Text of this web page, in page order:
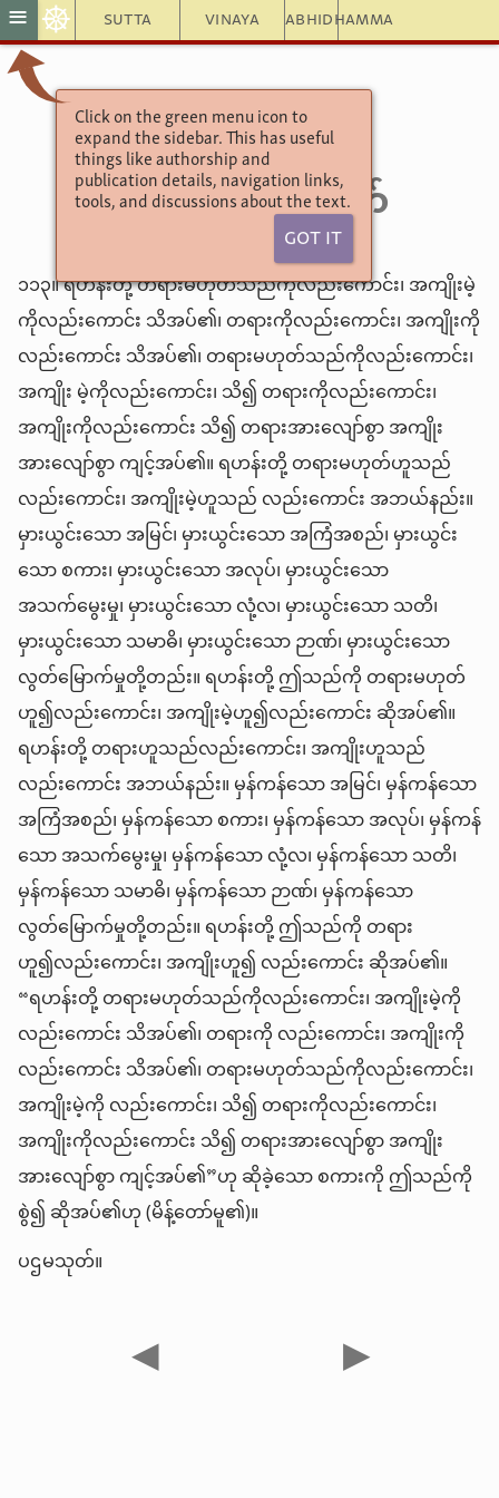
Sutta Vinaya Abhidhamma
≡ ☸
Click on the green menu icon to
expand the sidebar. This has useful
things like authorship and
publication details, navigation links,
tools, and discussions about the text.
Got It
အင်္ဂုတ္တရနိကာယ်
(၁၂) ၂-ပစ္စောရောဟဏိဝဂ်
၁-ပဌမ အဓမ္မသုတ်
၁၁၃။ ရဟန်းတို့ တရားမဟုတ်သည်ကိုလည်းကောင်း၊ အကျိုးမဲ့
ကိုလည်းကောင်း သိအပ်၏၊ တရားကိုလည်းကောင်း၊ အကျိုးကို
လည်းကောင်း သိအပ်၏၊ တရားမဟုတ်သည်ကိုလည်းကောင်း၊
အကျိုး မဲ့ကိုလည်းကောင်း၊ သိ၍ တရားကိုလည်းကောင်း၊
အကျိုးကိုလည်းကောင်း သိ၍ တရားအားလျော်စွာ အကျိုး
အားလျော်စွာ ကျင့်အပ်၏။ ရဟန်းတို့ တရားမဟုတ်ဟူသည်
လည်းကောင်း၊ အကျိုးမဲ့ဟူသည် လည်းကောင်း အဘယ်နည်း။
မှားယွင်းသော အမြင်၊ မှားယွင်းသော အကြံအစည်၊ မှားယွင်း
သော စကား၊ မှားယွင်းသော အလုပ်၊ မှားယွင်းသော
အသက်မွေးမှု၊ မှားယွင်းသော လုံ့လ၊ မှားယွင်းသော သတိ၊
မှားယွင်းသော သမာဓိ၊ မှားယွင်းသော ဉာဏ်၊ မှားယွင်းသော
လွတ်မြောက်မှုတို့တည်း။ ရဟန်းတို့ ဤသည်ကို တရားမဟုတ်
ဟူ၍လည်းကောင်း၊ အကျိုးမဲ့ဟူ၍လည်းကောင်း ဆိုအပ်၏။
ရဟန်းတို့ တရားဟူသည်လည်းကောင်း၊ အကျိုးဟူသည်
လည်းကောင်း အဘယ်နည်း။ မှန်ကန်သော အမြင်၊ မှန်ကန်သော
အကြံအစည်၊ မှန်ကန်သော စကား၊ မှန်ကန်သော အလုပ်၊ မှန်ကန်
သော အသက်မွေးမှု၊ မှန်ကန်သော လုံ့လ၊ မှန်ကန်သော သတိ၊
မှန်ကန်သော သမာဓိ၊ မှန်ကန်သော ဉာဏ်၊ မှန်ကန်သော
လွတ်မြောက်မှုတို့တည်း။ ရဟန်းတို့ ဤသည်ကို တရား
ဟူ၍လည်းကောင်း၊ အကျိုးဟူ၍ လည်းကောင်း ဆိုအပ်၏။
“ရဟန်းတို့ တရားမဟုတ်သည်ကိုလည်းကောင်း၊ အကျိုးမဲ့ကို
လည်းကောင်း သိအပ်၏၊ တရားကို လည်းကောင်း၊ အကျိုးကို
လည်းကောင်း သိအပ်၏၊ တရားမဟုတ်သည်ကိုလည်းကောင်း၊
အကျိုးမဲ့ကို လည်းကောင်း၊ သိ၍ တရားကိုလည်းကောင်း၊
အကျိုးကိုလည်းကောင်း သိ၍ တရားအားလျော်စွာ အကျိုး
အားလျော်စွာ ကျင့်အပ်၏”ဟု ဆိုခဲ့သော စကားကို ဤသည်ကို
စွဲ၍ ဆိုအပ်၏ဟု (မိန့်တော်မူ၏)။
ပဌမသုတ်။
◀ ▶